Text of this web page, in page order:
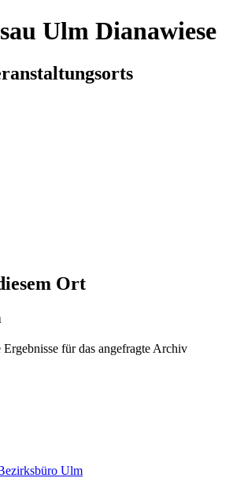
Ulm Dianawiese
Ort
für das angefragte Archiv
Ulm